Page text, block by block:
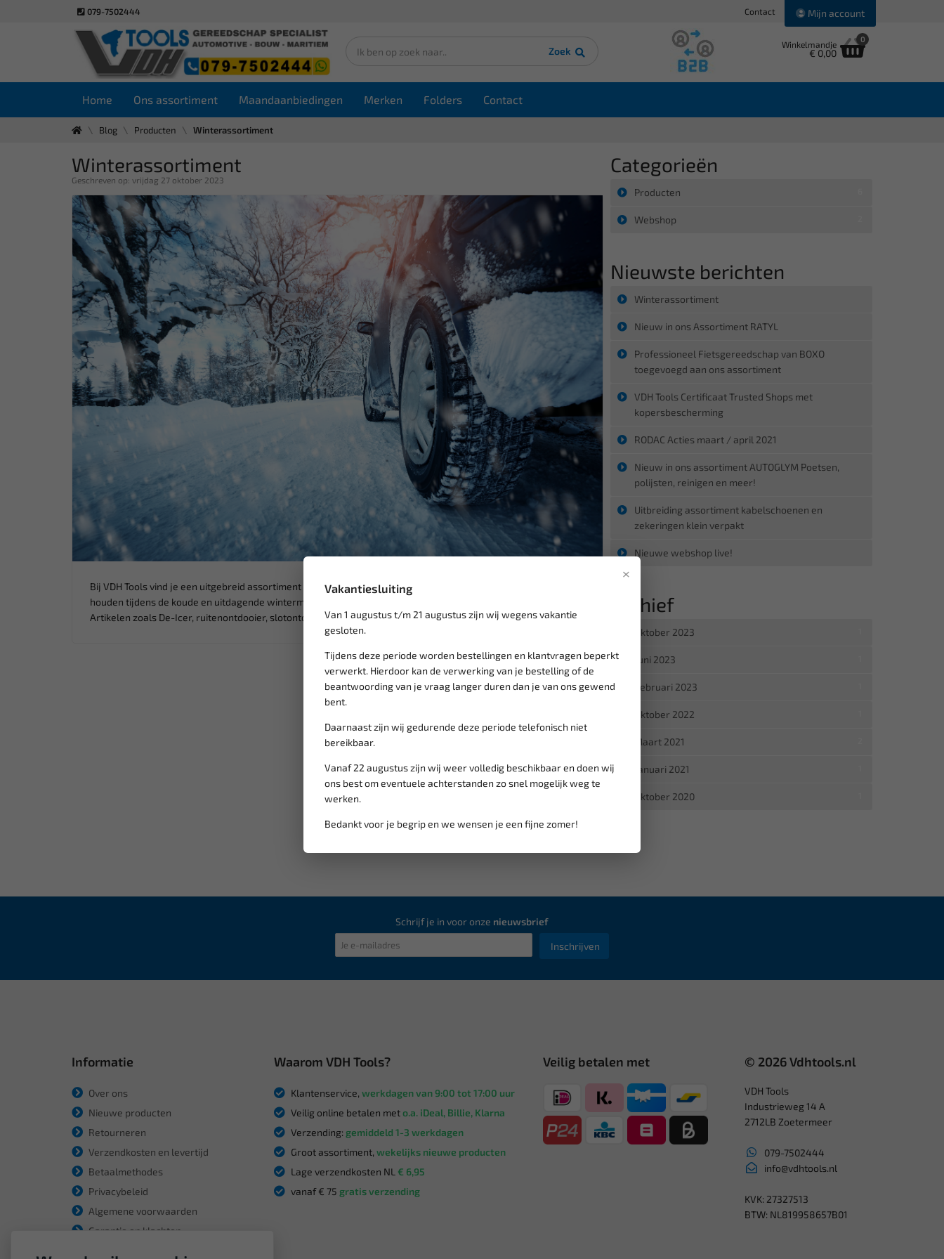
079-7502444 Contact Mijn account
Zoek
Winkelmandje
€ 0,00
0
Home Ons assortiment Maandaanbiedingen Merken Folders Contact
Blog Producten Winterassortiment
×
Vakantiesluiting
Van 1 augustus t/m 21 augustus zijn wij wegens vakantie
gesloten.
Tijdens deze periode worden bestellingen en klantvragen beperkt
verwerkt. Hierdoor kan de verwerking van je bestelling of de
beantwoording van je vraag langer duren dan je van ons gewend
bent.
Daarnaast zijn wij gedurende deze periode telefonisch niet
bereikbaar.
Vanaf 22 augustus zijn wij weer volledig beschikbaar en doen wij
ons best om eventuele achterstanden zo snel mogelijk weg te
werken.
Bedankt voor je begrip en we wensen je een fijne zomer!
Winterassortiment
Geschreven op: vrijdag 27 oktober 2023
Bij VDH Tools vind je een uitgebreid assortiment winterartikelen voor je auto, om je veilig en comfortabel te
houden tijdens de koude en uitdagende wintermaanden.
Artikelen zoals De-Icer, ruitenontdooier, slotontdooier, krabber, anti-vries tester, startboosters.
Categorieën
Producten
Webshop
Nieuwste berichten
Winterassortiment
Nieuw in ons Assortiment RATYL
Professioneel Fietsgereedschap van BOXO
toegevoegd aan ons assortiment
VDH Tools Certificaat Trusted Shops met
kopersbescherming
RODAC Acties maart / april 2021
Nieuw in ons assortiment AUTOGLYM Poetsen,
polijsten, reinigen en meer!
Uitbreiding assortiment kabelschoenen en
zekeringen klein verpakt
Nieuwe webshop live!
Archief
Oktober 2023
Juni 2023
Februari 2023
Oktober 2022
Maart 2021
Januari 2021
Oktober 2020
Schrijf je in voor onze nieuwsbrief
Inschrijven
Informatie
Over ons
Nieuwe producten
Retourneren
Verzendkosten en levertijd
Betaalmethodes
Privacybeleid
Algemene voorwaarden
Garantie en klachten
Waarom VDH Tools?
Klantenservice, werkdagen van 9:00 tot 17:00 uur
Veilig online betalen meto.a. iDeal, Billie, Klarna
Verzending: gemiddeld 1-3 werkdagen
Groot assortiment, wekelijks nieuwe producten
Lage verzendkosten NL € 6,95
vanaf € 75 gratis verzending
Veilig betalen met © 2026 Vdhtools.nl
VDH Tools
Industrieweg 14 A
2712LB Zoetermeer
079-7502444
info@vdhtools.nl
KVK: 27327513
BTW: NL819958657B01